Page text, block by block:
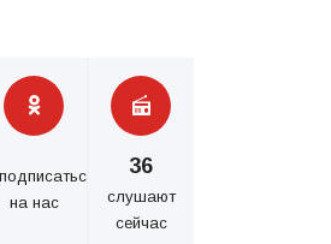
подписаться
на нас
36
слушают
сейчас